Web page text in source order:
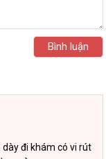
đi khám có vi rút